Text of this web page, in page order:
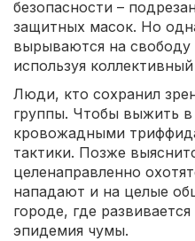
безопасности –
защитных масок. Но
вырываются на
используя
Люди, кто сохранил
группы. Чтобы выжить
кровожадными
тактики. Позже
целенаправленно
нападают и на целые
городе, где
эпидемия чумы.